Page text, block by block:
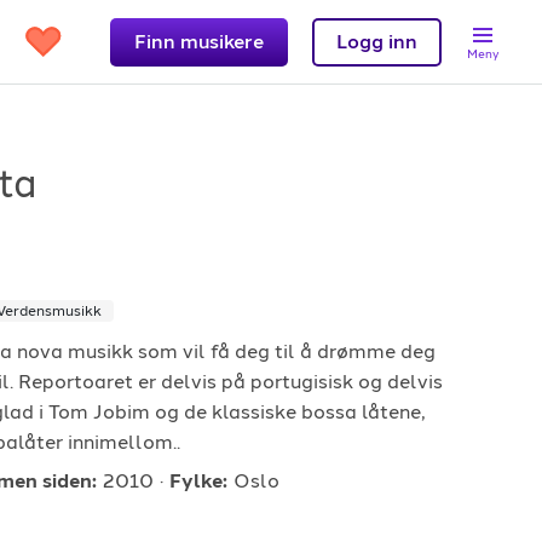
Finn musikere Logg inn Meny
Hjelpesenter
Logg inn
nova musikk som vil få deg til å drømme deg
Reportoaret er delvis på portugisisk og delvis
i Tom Jobim og de klassiske bossa låtene,
innimellom..
siden: 2010 Fylke: Oslo